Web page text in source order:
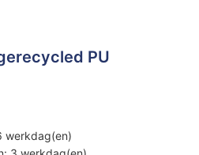
PU
werkdag(en)